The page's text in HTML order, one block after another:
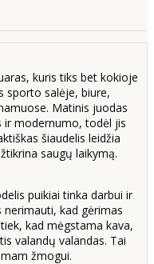
kuris tiks bet kokioje
sporto salėje, biure,
Matinis juodas
ir modernumo, todėl jis
šiaudelis leidžia
saugų laikymą.
puikiai tinka darbui ir
kad gėrimas
kad mėgstama kava,
valandų valandas. Tai
žmogui.